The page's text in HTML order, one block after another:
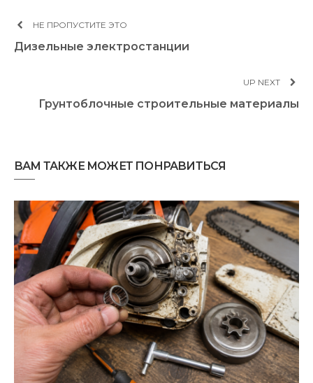
НЕ ПРОПУСТИТЕ ЭТО
Дизельные электростанции
UP NEXT
Грунтоблочные строительные материалы
ВАМ ТАКЖЕ МОЖЕТ ПОНРАВИТЬСЯ